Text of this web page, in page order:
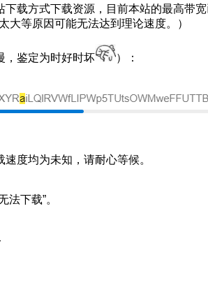
载方式下载资源，目前本站的最高带
等原因可能无法达到理论速度。）
，鉴定为时好时坏 ）：
度均为未知，请耐心等候。
下载”。